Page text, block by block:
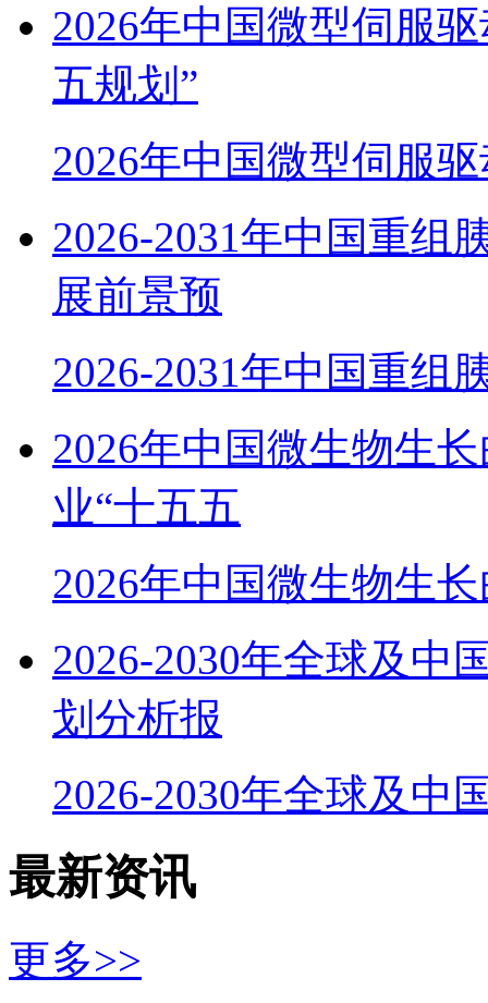
2026年中国微型伺服
五规划”
2026年中国微型伺服
2026-2031年中国重组
展前景预
2026-2031年中国重组
2026年中国微生物生
业“十五五
2026年中国微生物生
2026-2030年全球及中
划分析报
2026-2030年全球及中
最新资讯
更多>>